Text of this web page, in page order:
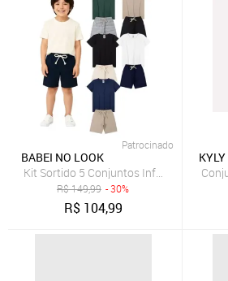
Patrocinado
BABEI NO LOOK
Kit Sortido 5 Conjuntos Infantil Menino
R$149,99 - 30%
R$ 104,99
KYLY